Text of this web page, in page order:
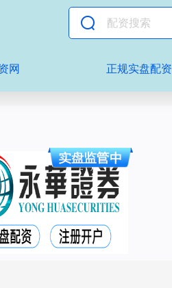
网 正规实盘配资